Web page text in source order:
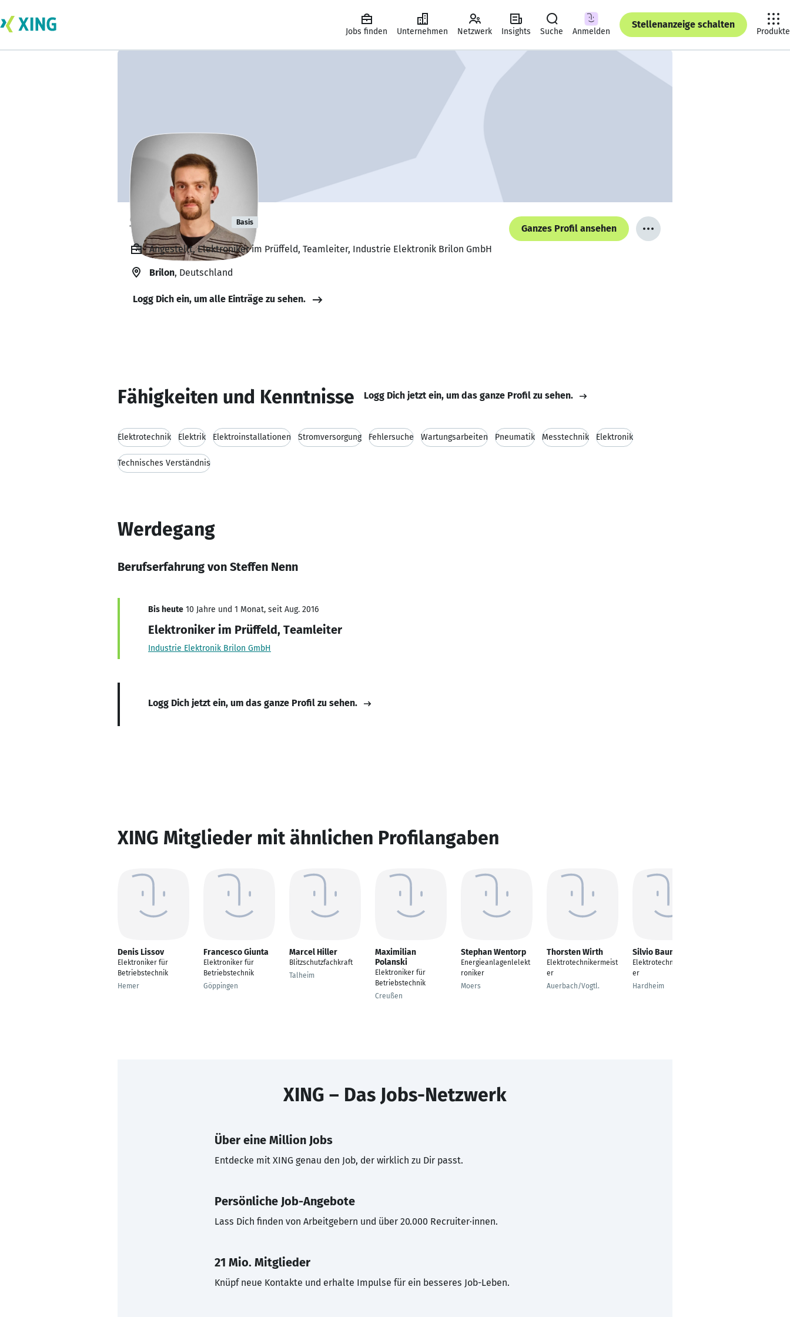
Jobs finden Unternehmen Netzwerk Insights Suche Anmelden
Stellenanzeige schalten
Produkte
Steffen Nenn Basis
Ganzes Profil ansehen
Angestellt, Elektroniker im Prüffeld, Teamleiter, Industrie Elektronik Brilon GmbH
Brilon, Deutschland
Logg Dich ein, um alle Einträge zu sehen.
Fähigkeiten und Kenntnisse Logg Dich jetzt ein, um das ganze Profil zu sehen.
Elektrotechnik Elektrik Elektroinstallationen Stromversorgung Fehlersuche Wartungsarbeiten Pneumatik Messtechnik Elektronik
Technisches Verständnis
Werdegang
Berufserfahrung von Steffen Nenn
Bis heute 10 Jahre und 1 Monat, seit Aug. 2016
Elektroniker im Prüffeld, Teamleiter
Industrie Elektronik Brilon GmbH
Logg Dich jetzt ein, um das ganze Profil zu sehen.
XING Mitglieder mit ähnlichen Profilangaben
Denis Lissov
Elektroniker für
Betriebstechnik
Hemer
Francesco Giunta
Elektroniker für
Betriebstechnik
Göppingen
Marcel Hiller
Blitzschutzfachkraft
Talheim
Maximilian
Polanski
Elektroniker für
Betriebstechnik
Creußen
Stephan Wentorp
Energieanlagenlelekt
roniker
Moers
Thorsten Wirth
Elektrotechnikermeist
er
Auerbach/Vogtl.
Silvio Baumann
Elektrotechnikermeist
er
Hardheim
XING – Das Jobs-Netzwerk
Über eine Million Jobs
Entdecke mit XING genau den Job, der wirklich zu Dir passt.
Persönliche Job-Angebote
Lass Dich finden von Arbeitgebern und über 20.000 Recruiter·innen.
21 Mio. Mitglieder
Knüpf neue Kontakte und erhalte Impulse für ein besseres Job-Leben.